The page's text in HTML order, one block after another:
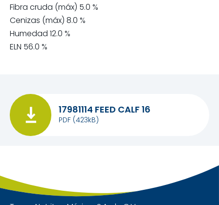
Fibra cruda (máx) 5.0 %
Cenizas (máx) 8.0 %
Humedad 12.0 %
ELN 56.0 %
17981114 FEED CALF 16
PDF (423kB)